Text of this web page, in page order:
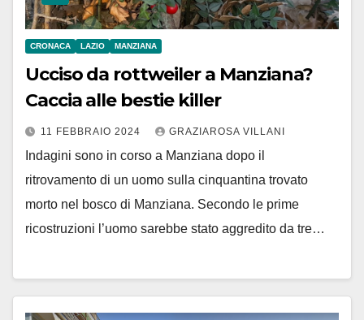
CRONACA LAZIO MANZIANA
Ucciso da rottweiler a Manziana?
Caccia alle bestie killer
11 FEBBRAIO 2024 GRAZIAROSA VILLANI
Indagini sono in corso a Manziana dopo il
ritrovamento di un uomo sulla cinquantina trovato
morto nel bosco di Manziana. Secondo le prime
ricostruzioni l’uomo sarebbe stato aggredito da tre…